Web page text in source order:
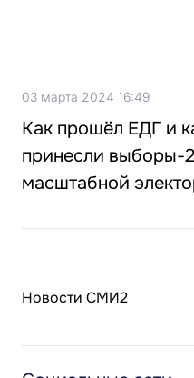
03 марта 2024 16:49
Как прошёл ЕДГ и
принесли выборы-
масштабной
Новости СМИ2